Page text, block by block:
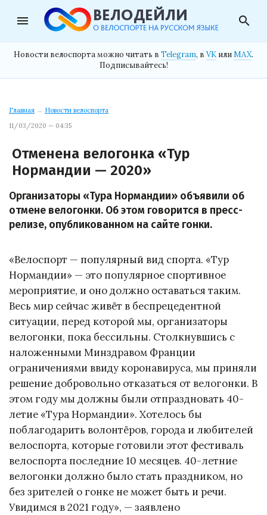
menu search
Новости велоспорта можно читать в Telegram, в VK илиMAX.
Подписывайтесь!
Главная → Новости велоспорта
11/03/2020 — 04:35
Отменена велогонка «Тур
Нормандии — 2020»
Организаторы «Тура Нормандии» объявили об
отмене велогонки. Об этом говорится в пресс-
релизе, опубликованном на сайте гонки.
«Велоспорт — популярный вид спорта. «Тур
Нормандии» — это популярное спортивное
мероприятие, и оно должно оставаться таким.
Весь мир сейчас живёт в беспрецедентной
ситуации, перед которой мы, организаторы
велогонки, пока бессильны. Столкнувшись с
наложенными Минздравом Франции
ограничениями ввиду коронавируса, мы приняли
решение добровольно отказаться от велогонки. В
этом году мы должны были отпраздновать 40-
летие «Тура Нормандии». Хотелось бы
поблагодарить волонтёров, города и любителей
велоспорта, которые готовили этот фестиваль
велоспорта последние 10 месяцев. 40-летние
велогонки должно было стать праздником, но
без зрителей о гонке не может быть и речи.
Увидимся в 2021 году», — заявлено